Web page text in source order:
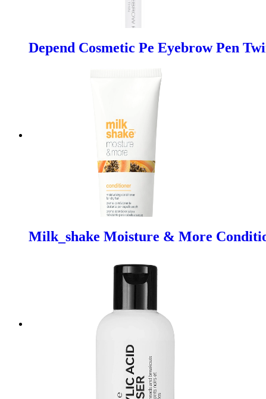
Depend Cosmetic Pe Eyebrow Pen
Milk_shake Moisture & More